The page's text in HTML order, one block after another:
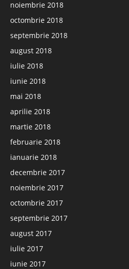
noiembrie 2018
octombrie 2018
septembrie 2018
august 2018
iulie 2018
iunie 2018
mai 2018
aprilie 2018
martie 2018
februarie 2018
ianuarie 2018
decembrie 2017
noiembrie 2017
octombrie 2017
septembrie 2017
august 2017
iulie 2017
iunie 2017